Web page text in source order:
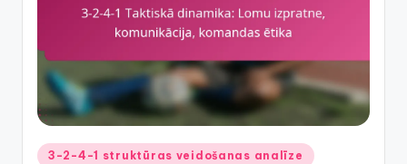
Posted
3-2-4-1 struktūras veidošanas analīze